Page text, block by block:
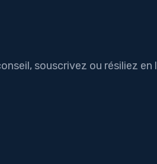
souscrivez ou résiliez en